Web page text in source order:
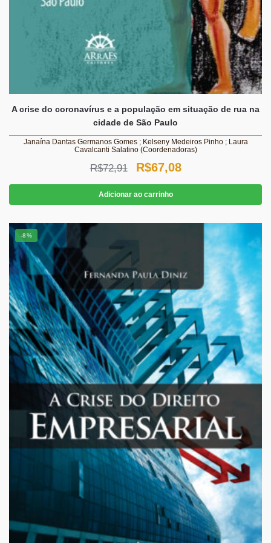
A crise do coronavírus e a população em situação de rua na
cidade de São Paulo
Janaína Dantas Germanos Gomes ; Kelseny Medeiros Pinho ; Laura
Cavalcanti Salatino (Coordenadoras)
R$72,91
O
preço
original
era:
R$67,08O
preço
atual
é:
R$67,08.
Adicionar ao carrinho
-8%